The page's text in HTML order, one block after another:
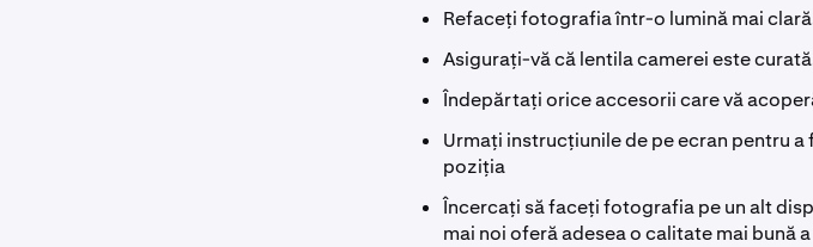
Refaceți fotografia într-o lumină mai
Asigurați-vă că lentila camerei este
Îndepărtați orice accesorii care vă
Urmați instrucțiunile de pe ecran pentru
poziția
Încercați să faceți fotografia pe un alt
mai noi oferă adesea o calitate mai bună